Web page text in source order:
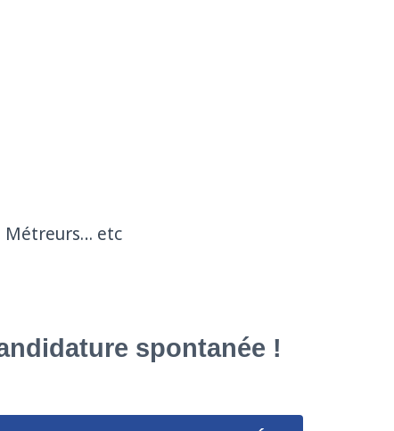
Métreurs… etc
spontanée !